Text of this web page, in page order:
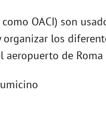
OACI) son
los
de